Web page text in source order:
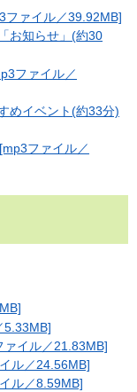
ファイル／39.92MB]
お知らせ」(約30
ファイル／
めイベント(約33分)
ファイル／
5.33MB]
イル／21.83MB]
ル／24.56MB]
ル／8.59MB]